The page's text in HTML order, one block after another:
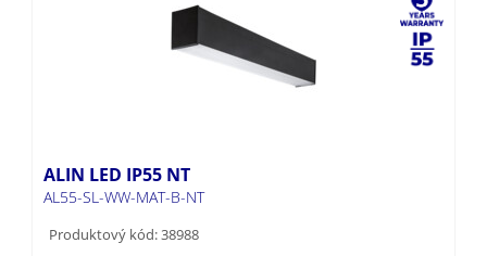
ALIN LED IP55 NT
AL55-SL-WW-MAT-B-NT
Produktový kód: 38988